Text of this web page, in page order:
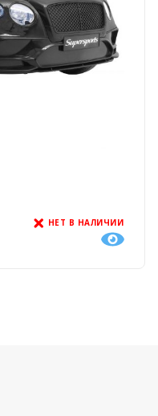
НЕТ В НАЛИЧИИ